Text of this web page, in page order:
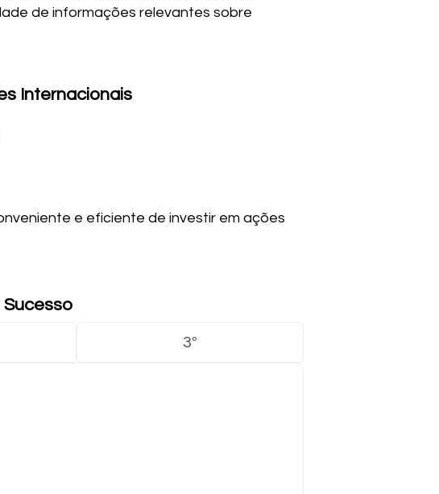
de informações relevantes sobre
Internacionais
e eficiente de investir em ações
3º